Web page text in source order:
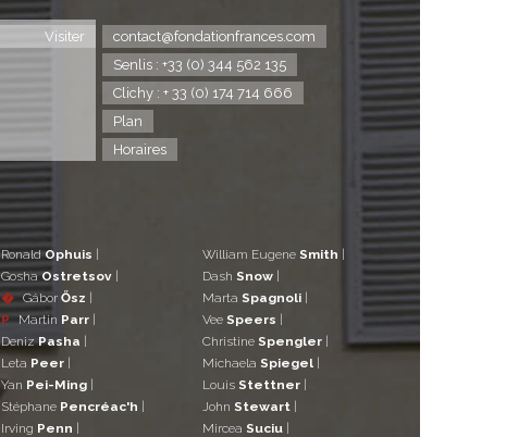
Visiter
contact@fondationfrances.com
Senlis : +33 (0) 344 562 135
Clichy : + 33 (0) 174 714 666
Plan
Horaires
RonaldOphuis |
GoshaOstretsov |
� Gábor Ősz |
P Martin Parr |
DenizPasha |
Leta Peer |
Yan Pei-Ming |
Stéphane Pencréac'h |
Irving Penn |
William Eugene Smith |
Dash Snow |
Marta Spagnoli |
Vee Speers |
Christine Spengler |
Michaela Spiegel |
Louis Stettner |
John Stewart |
Mircea Suciu |